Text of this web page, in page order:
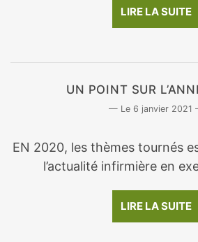
LIRE LA SUITE
UN POINT SUR
6 janvier 2021
EN 2020, les thèmes tournés
l’actualité infirmière en
LIRE LA SUITE